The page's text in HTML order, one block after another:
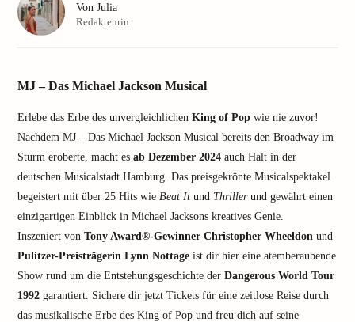
MJ – Das Michael Jackson Musical
Erlebe das Erbe des unvergleichlichen King of Pop wie nie zuvor!
Nachdem MJ – Das Michael Jackson Musical bereits den Broadway im
Sturm eroberte, macht es ab Dezember 2024 auch Halt in der
deutschen Musicalstadt Hamburg. Das preisgekrönte Musicalspektakel
begeistert mit über 25 Hits wie Beat It und Thrillerund gewährt einen
einzigartigen Einblick in Michael Jacksons kreatives Genie.
Inszeniert von Tony Award®-Gewinner Christopher Wheeldon und
Pulitzer-Preisträgerin Lynn Nottage ist dir hier eine atemberaubende
Show rund um die Entstehungsgeschichte der Dangerous World Tour
1992 garantiert. Sichere dir jetzt Tickets für eine zeitlose Reise durch
das musikalische Erbe des King of Pop und freu dich auf seine
Von Julia
Redakteurin